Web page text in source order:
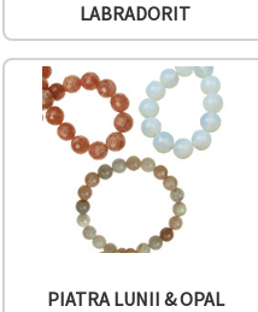
LABRADORIT
PIATRA LUNII & OPAL